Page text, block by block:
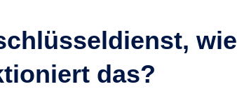
wie
das?